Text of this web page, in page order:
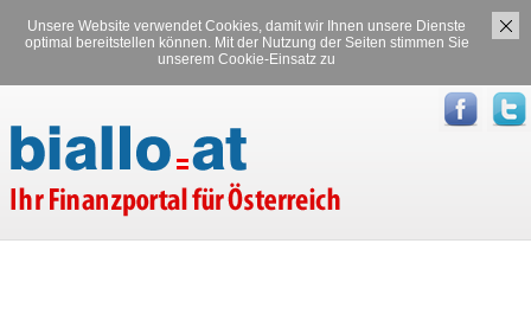
Unsere Website verwendet Cookies, damit wir Ihnen unsere Dienste
optimal bereitstellen können. Mit der Nutzung der Seiten stimmen Sie
unserem Cookie-Einsatz zu
Versicherungen Stromvergleich